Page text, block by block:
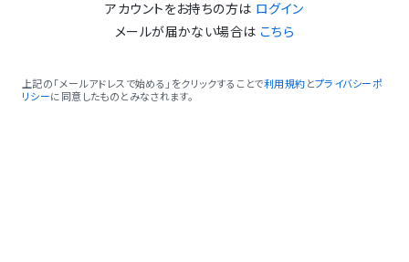
アカウントをお持ちの方は ログイン
メールが届かない場合は こちら
上記の「メールアドレスで始める」をクリックすることで利用規約 とプライバシーポ
リシーに同意したものとみなされます。